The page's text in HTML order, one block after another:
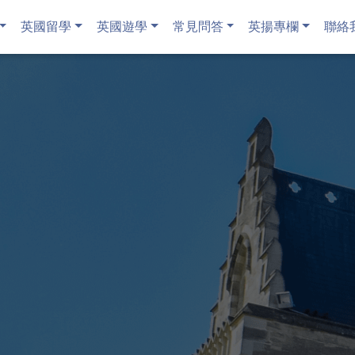
英國留學 英國遊學 常見問答 英揚專欄 聯絡